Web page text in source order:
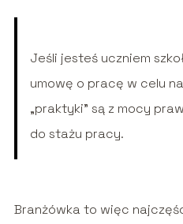
Jeśli jesteś uczniem
umowę o pracę w celu
„praktyki” są z mocy
do stażu pracy.
Branżówka to więc